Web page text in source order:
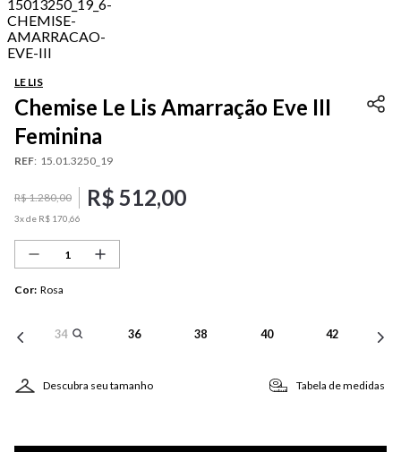
LE LIS
Chemise Le Lis Amarração Eve III
Feminina
REF: 15.01.3250_19
R$1.280,00 R$ 512,00
3x de R$ 170 66
Cor: Rosa
34 36 38 40 42
Descubra seu tamanho Tabela de medidas